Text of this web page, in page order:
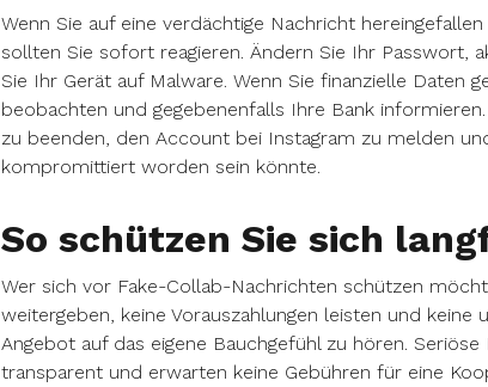
Wenn Sie auf eine verdächtige Nachricht
sollten Sie sofort reagieren. Ändern Sie Ihr Passwort,
Sie Ihr Gerät auf Malware. Wenn Sie finanzielle Daten
beobachten und gegebenenfalls Ihre Bank
zu beenden, den Account bei Instagram zu melden
kompromittiert worden sein könnte.
So schützen Sie sich
Wer sich vor Fake-Collab-Nachrichten schützen
weitergeben, keine Vorauszahlungen leisten und
Angebot auf das eigene Bauchgefühl zu hören.
transparent und erwarten keine Gebühren für eine